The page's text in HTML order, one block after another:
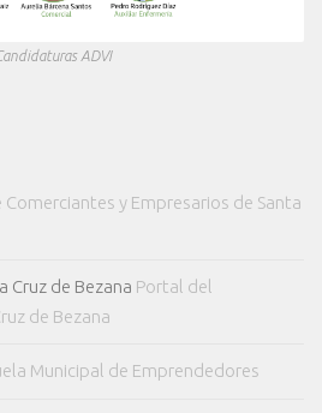
ADVI
Comerciantes y Empresarios de Santa
Cruz de Bezana Portal del
de Bezana
Municipal de Emprendedores